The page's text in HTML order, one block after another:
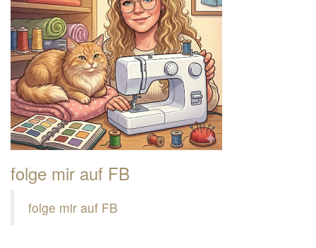
folge mir auf FB
folge mir auf FB